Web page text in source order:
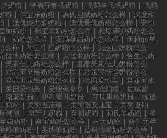
奶粉 | 特福芬有机奶粉 | 飞鹤星飞帆奶粉 | 飞鹤
粉 | 伴宝乐奶粉 | 惠氏启赋奶粉怎么样 | 深度水
| 澳优能力多奶粉 | 澳优爱优奶粉怎么样 | 安怡
加奶粉 | 御宝羊奶粉怎么样 | 雅培亲护奶粉怎么
一奶粉怎么样 | 安满孕妇奶粉怎么样 | 伊利qq星
么样 | 荷兰牛栏奶粉怎么样 | 完达山奶粉怎么
优博奶粉怎么样 | 贝拉米奶粉怎么样 | 合生元奶
| 美素佳儿奶粉怎么样 | 皇家美素佳儿奶粉怎么
| 君乐宝至臻奶粉怎么样 | 君乐宝恬适奶粉怎么
| 君乐宝乐臻奶粉怎么样 | 德国爱他美 | 君乐宝旗
| 英国爱他美 | 爱他美卓萃 | 惠氏铂臻 | 启赋蓝
| 骆驼奶粉 | 伊利婴儿奶粉 | 可瑞康羊奶粉 | 抗过
奶粉 | 美赞臣蓝臻 | 美赞臣安儿宝 | 美赞臣铂
哺恩 | 早产儿奶粉 | 至初奶粉 | 和氏羊奶粉 | 圣
妇奶粉 | 喜宝奶粉怎么样 | 三元奶粉 | 合生元孕
羚羊奶粉 | 英博羊奶粉 | 蓓康僖羊奶粉怎么样 |